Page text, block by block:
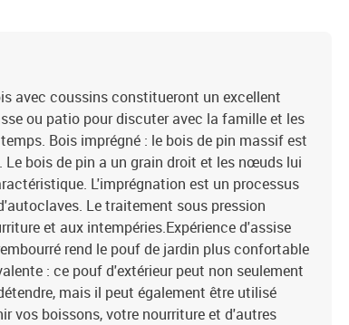
avec coussins constitueront un excellent
ou patio pour discuter avec la famille et les
Bois imprégné : le bois de pin massif est
bois de pin a un grain droit et les nœuds lui
L'imprégnation est un processus
Le traitement sous pression
et aux intempéries.Expérience d'assise
rend le pouf de jardin plus confortable
: ce pouf d'extérieur peut non seulement
mais il peut également être utilisé
vos boissons, votre nourriture et d'autres